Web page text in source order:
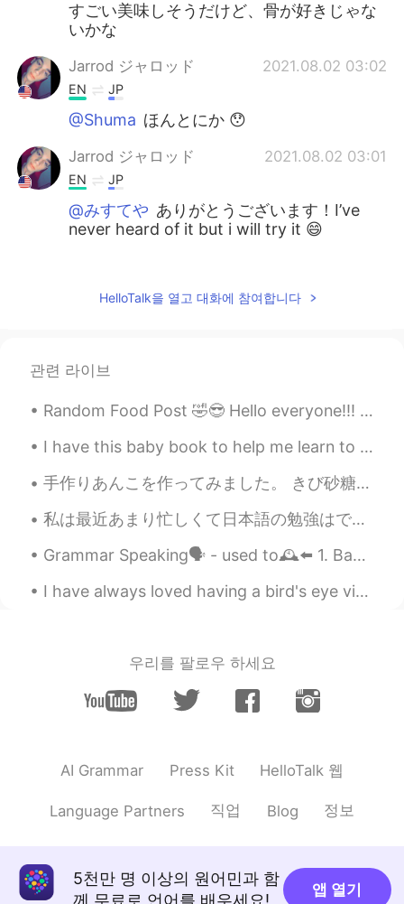
すごい美味しそうだけど、骨が好きじゃな
いかな
Jarrod ジャロッド 2021.08.02 03:02
EN JP
@Shuma ほんとにか 😯
Jarrod ジャロッド 2021.08.02 03:01
EN JP
@みすてや ありがとうございます！I’ve
never heard of it but i will try it 😄
JP EN
俺は食べず嫌いです😅
みすてや 2021.08.02 02:39
い！さらに美味しくなります
Jarrod ジャロッド 2021.08.02 02:31
@Shuma
はい、おいしいです、だいすけ
です。 :)
FA EN
Your dog is sooo cute 😍
@prairieありはとうございます！でもな
HelloTalk을 열고 대화에 참여합니다
관련 라이브
Random Food Post 🤣😎 Hello everyone!!! How are y'all?🤔 Today was my sister's birthday so we we...
I have this baby book to help me learn to write but I still can't read it. 😅🤔🥺. is this curren...
手作りあんこを作ってみました。 きび砂糖を普通に使われているけど、黒糖が好きだからそれを利用しました。砂糖の普通の量より半分ぐらいにしました。炊飯器を使えば第一ステージは9０分ぐらいかかって、ス...
私は最近あまり忙しくて日本語の勉強はできません。それはちょっと残念ですが、私の毎日はいつも何かしてます。最近ベーキングコースをやってるのでこれらはみつのタルトです。 りんごと梨アーモンドとブルー...
Grammar Speaking🗣 - used to🕰⬅️ 1. Basic: Did you use to + verb + ___ ? Did you use to play ho...
I have always loved having a bird's eye view of the mother nature down below, which naturally led...
우리를 팔로우 하세요
AI Grammar Press Kit HelloTalk 웹
Language Partners 직업 Blog 정보
5천만 명 이상의 원어민과 함
께 무료로 언어를 배우세요!
앱 열기